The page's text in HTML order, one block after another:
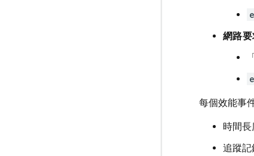
網路
「
每個效能事
時間
追蹤記